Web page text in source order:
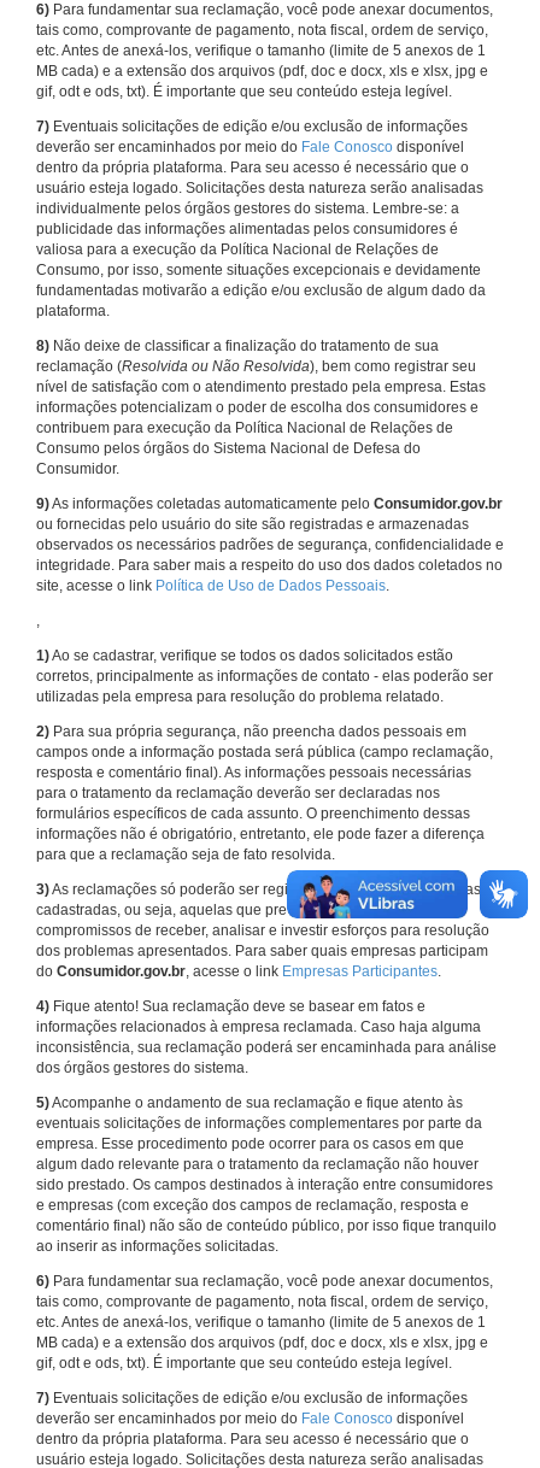
6) Para fundamentar sua reclamação, você pode anexar documentos,
tais como, comprovante de pagamento, nota fiscal, ordem de serviço,
etc. Antes de anexá-los, verifique o tamanho (limite de 5 anexos de 1
MB cada) e a extensão dos arquivos (pdf, doc e docx, xls e xlsx, jpg e
gif, odt e ods, txt). É importante que seu conteúdo esteja legível.
7) Eventuais solicitações de edição e/ou exclusão de informações
deverão ser encaminhados por meio do Fale Conosco disponível
dentro da própria plataforma. Para seu acesso é necessário que o
usuário esteja logado. Solicitações desta natureza serão analisadas
individualmente pelos órgãos gestores do sistema. Lembre-se: a
publicidade das informações alimentadas pelos consumidores é
valiosa para a execução da Política Nacional de Relações de
Consumo, por isso, somente situações excepcionais e devidamente
fundamentadas motivarão a edição e/ou exclusão de algum dado da
plataforma.
8) Não deixe de classificar a finalização do tratamento de sua
reclamação (Resolvida ou Não Resolvida), bem como registrar seu
nível de satisfação com o atendimento prestado pela empresa. Estas
informações potencializam o poder de escolha dos consumidores e
contribuem para execução da Política Nacional de Relações de
Consumo pelos órgãos do Sistema Nacional de Defesa do
Consumidor.
9)As informações coletadas automaticamente pelo Consumidor.gov.br
ou fornecidas pelo usuário do site são registradas e armazenadas
observados os necessários padrões de segurança, confidencialidade e
integridade. Para saber mais a respeito do uso dos dados coletados no
site, acesse o link Política de Uso de Dados Pessoais.
,
1)Ao se cadastrar, verifique se todos os dados solicitados estão
corretos, principalmente as informações de contato - elas poderão ser
utilizadas pela empresa para resolução do problema relatado.
2) Para sua própria segurança, não preencha dados pessoais em
campos onde a informação postada será pública (campo reclamação,
resposta e comentário final). As informações pessoais necessárias
para o tratamento da reclamação deverão ser declaradas nos
formulários específicos de cada assunto. O preenchimento dessas
informações não é obrigatório, entretanto, ele pode fazer a diferença
para que a reclamação seja de fato resolvida.
3)As reclamações só poderão ser registradas em face de empresas
cadastradas, ou seja, aquelas que previamente assumiram
compromissos de receber, analisar e investir esforços para resolução
dos problemas apresentados. Para saber quais empresas participam
do Consumidor.gov.br, acesse o link Empresas Participantes.
4) Fique atento! Sua reclamação deve se basear em fatos e
informações relacionados à empresa reclamada. Caso haja alguma
inconsistência, sua reclamação poderá ser encaminhada para análise
dos órgãos gestores do sistema.
5)Acompanhe o andamento de sua reclamação e fique atento às
eventuais solicitações de informações complementares por parte da
empresa. Esse procedimento pode ocorrer para os casos em que
algum dado relevante para o tratamento da reclamação não houver
sido prestado. Os campos destinados à interação entre consumidores
e empresas (com exceção dos campos de reclamação, resposta e
comentário final) não são de conteúdo público, por isso fique tranquilo
ao inserir as informações solicitadas.
6) Para fundamentar sua reclamação, você pode anexar documentos,
tais como, comprovante de pagamento, nota fiscal, ordem de serviço,
etc. Antes de anexá-los, verifique o tamanho (limite de 5 anexos de 1
MB cada) e a extensão dos arquivos (pdf, doc e docx, xls e xlsx, jpg e
gif, odt e ods, txt). É importante que seu conteúdo esteja legível.
7) Eventuais solicitações de edição e/ou exclusão de informações
deverão ser encaminhados por meio do Fale Conosco disponível
dentro da própria plataforma. Para seu acesso é necessário que o
usuário esteja logado. Solicitações desta natureza serão analisadas